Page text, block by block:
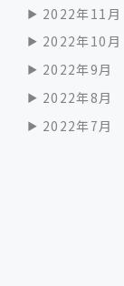
2022年11月
2022年10月
2022年9月
2022年8月
2022年7月